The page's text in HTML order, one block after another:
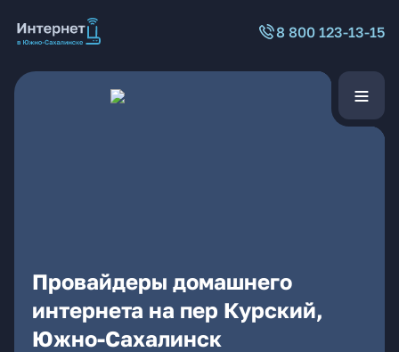
8 800 123-13-15
Провайдеры домашнего
интернета на пер Курский,
Южно-Сахалинск